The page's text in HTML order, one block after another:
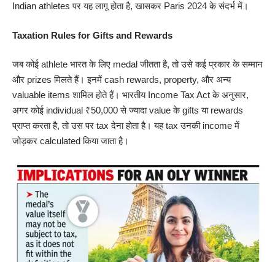
Indian athletes पर यह लागू होता है, खासकर Paris 2024 के संदर्भ में।
Taxation Rules for Gifts and Rewards
जब कोई athlete भारत के लिए medal जीतता है, तो उसे कई प्रकार के सम्मान
और prizes मिलते हैं। इनमें cash rewards, property, और अन्य
valuable items शामिल होते हैं। भारतीय Income Tax Act के अनुसार,
अगर कोई individual ₹50,000 से ज्यादा value के gifts या rewards
प्राप्त करता है, तो उस पर tax देना होता है। यह tax उनकी income में
जोड़कर calculated किया जाता है।